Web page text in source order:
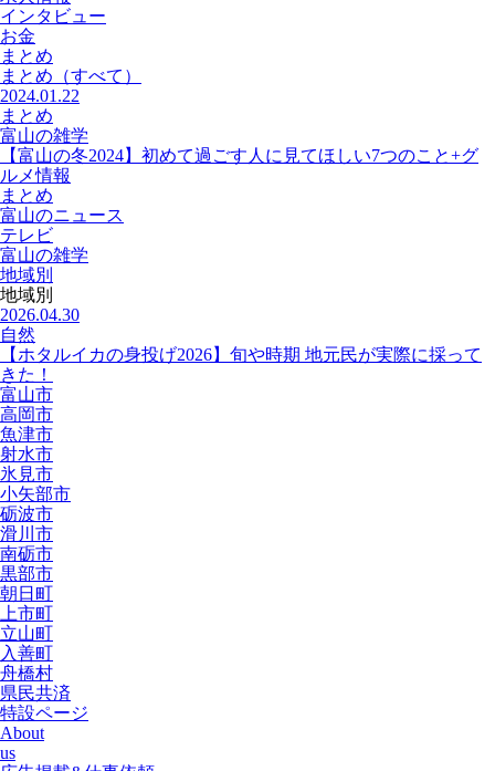
インタビュー
お金
まとめ
まとめ （すべて）
2024.01.22
まとめ
富山の雑学
【富山の冬2024】初めて過ごす人に見てほしい7つのこと+グ
ルメ情報
まとめ
富山のニュース
テレビ
富山の雑学
地域別
地域別
2026.04.30
自然
【ホタルイカの身投げ2026】旬や時期 地元民が実際に採って
きた！
富山市
高岡市
魚津市
射水市
氷見市
小矢部市
砺波市
滑川市
南砺市
黒部市
朝日町
上市町
立山町
入善町
舟橋村
県民共済
特設ページ
About
us